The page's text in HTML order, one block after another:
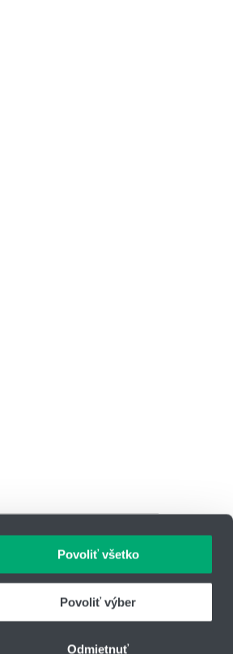
Povoliť všetko
Povoliť výber
Odmietnuť
+421 903 447 245